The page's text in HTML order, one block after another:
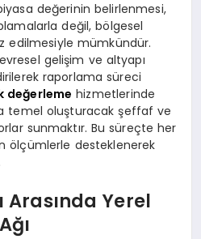
değerinin belirlenmesi,
değil, bölgesel
edilmesiyle mümkündür.
gelişim ve altyapı
raporlama süreci
değerleme hizmetlerinde
temel oluşturacak şeffaf ve
sunmaktır. Bu süreçte her
ölçümlerle desteklenerek
Yerel